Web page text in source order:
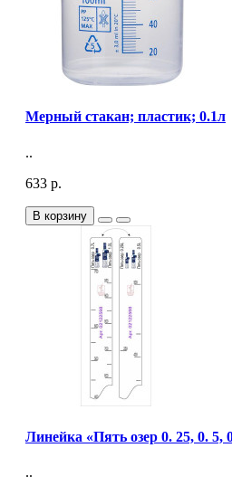
Мерный стакан; пластик; 0.1л
..
633 р.
В корзину
Линейка «Пять озер 0. 25, 0. 5,
..